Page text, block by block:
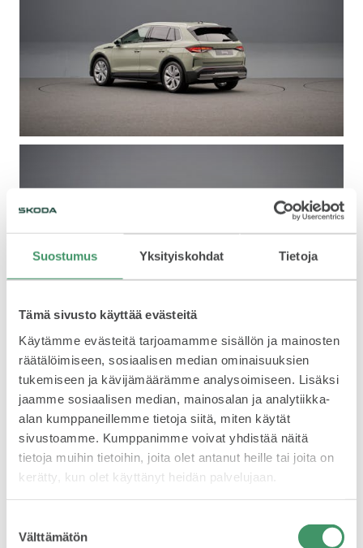
Suostumus Yksityiskohdat Tietoja
Tämä sivusto käyttää evästeitä
Käytämme evästeitä tarjoamamme sisällön ja mainosten
räätälöimiseen, sosiaalisen median ominaisuuksien
tukemiseen ja kävijämäärämme analysoimiseen. Lisäksi
jaamme sosiaalisen median, mainosalan ja analytiikka-
alan kumppaneillemme tietoja siitä, miten käytät
sivustoamme. Kumppanimme voivat yhdistää näitä
tietoja muihin tietoihin, joita olet antanut heille tai joita on
kerätty, kun olet käyttänyt heidän palvelujaan.
valinta
Välttämätön
KAMIQ
SUPERB